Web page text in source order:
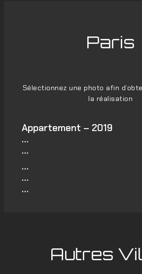
Paris
Sélectionnez une photo afin
la réalisation
Appartement – 2019
…
…
…
…
…
Autres